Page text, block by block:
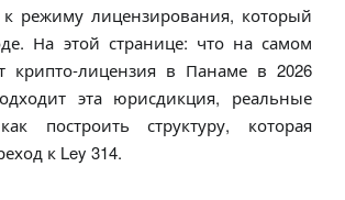
к режиму лицензирования, который
На этой странице: что на самом
крипто-лицензия в Панаме в 2026
эта юрисдикция, реальные
построить структуру, которая
к Ley 314.